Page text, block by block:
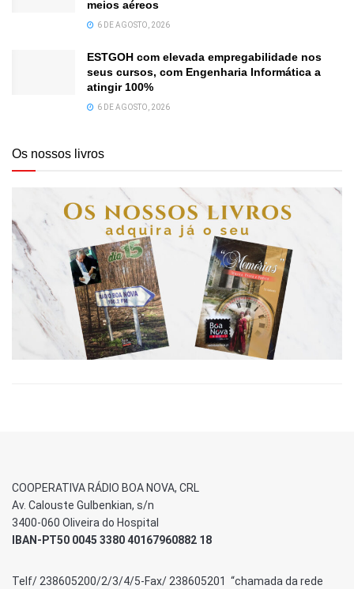
meios aéreos
6 DE AGOSTO, 2026
ESTGOH com elevada empregabilidade nos
seus cursos, com Engenharia Informática a
atingir 100%
6 DE AGOSTO, 2026
Os nossos livros
COOPERATIVA RÁDIO BOA NOVA, CRL
Av. Calouste Gulbenkian, s/n
3400-060 Oliveira do Hospital
IBAN-PT50 0045 3380 40167960882 18
Telf/ 238605200/2/3/4/5-Fax/ 238605201 “chamada da rede